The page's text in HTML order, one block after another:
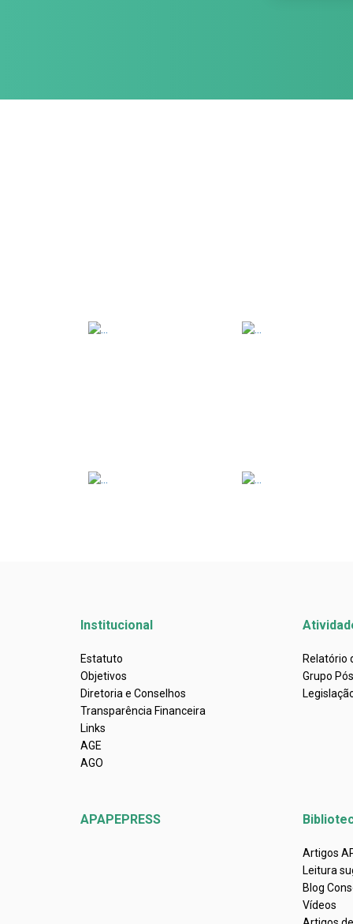
Institucional
Estatuto
Objetivos
Diretoria e Conselhos
Transparência Financeira
Links
AGE
AGO
Relatório
Grupo
APAPEPRESS
Artigos
Leitura
Blog
Vídeos